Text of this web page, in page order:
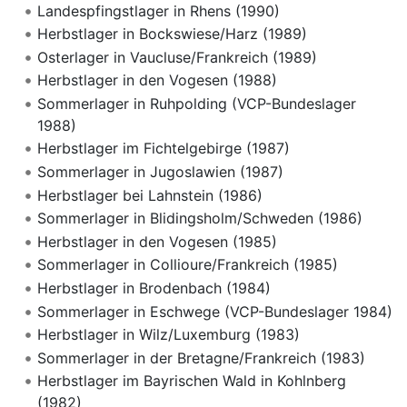
Landespfingstlager in Rhens (1990)
Herbstlager in Bockswiese/Harz (1989)
Osterlager in Vaucluse/Frankreich (1989)
Herbstlager in den Vogesen (1988)
Sommerlager in Ruhpolding (VCP-Bundeslager
1988)
Herbstlager im Fichtelgebirge (1987)
Sommerlager in Jugoslawien (1987)
Herbstlager bei Lahnstein (1986)
Sommerlager in Blidingsholm/Schweden (1986)
Herbstlager in den Vogesen (1985)
Sommerlager in Collioure/Frankreich (1985)
Herbstlager in Brodenbach (1984)
Sommerlager in Eschwege (VCP-Bundeslager 1984)
Herbstlager in Wilz/Luxemburg (1983)
Sommerlager in der Bretagne/Frankreich (1983)
Herbstlager im Bayrischen Wald in Kohlnberg
(1982)